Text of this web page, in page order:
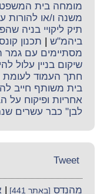
מומחה בית המשפט
משנה ו/או להורות
תיק ליקויי בניה
ביהמ"ש
תכנון
מסתיימים עם גמר
שיקום בניין עלול
חתך העמוד לעומת
בית משותף חייב
אחריות ופיקוח על
לבן" כבר עשרים
Tweet
מהנדס [באתר 441] |